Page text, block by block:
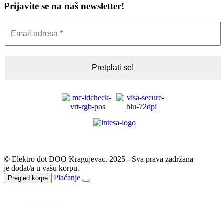
Prijavite se na naš newsletter!
© Elektro dot DOO Kragujevac. 2025 - Sva prava zadržana
je dodat/a u vašu korpu.
Pregled korpe Plaćanje